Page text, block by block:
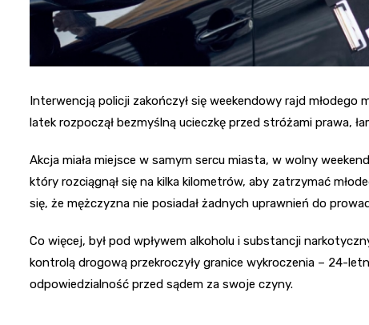
Interwencją policji zakończył się weekendowy rajd
latek rozpoczął bezmyślną ucieczkę przed stróżami prawa,
Akcja miała miejsce w samym sercu miasta, w wolny
który rozciągnął się na kilka kilometrów, aby zatrzymać
się, że mężczyzna nie posiadał żadnych uprawnień do
Co więcej, był pod wpływem alkoholu i substancji
kontrolą drogową przekroczyły granice wykroczenia – 24-
odpowiedzialność przed sądem za swoje czyny.